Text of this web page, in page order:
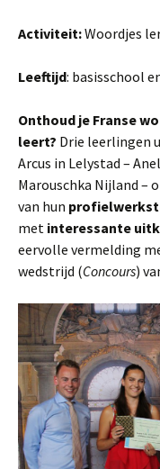
Activiteit:Woordjes
Leeftijd: basisschool
Onthoud je Franse
leert? Drie leerlingen
Arcus in Lelystad –
Marouschka Nijland –
van hun
met interessante
eervolle vermelding
wedstrijd (Concours)